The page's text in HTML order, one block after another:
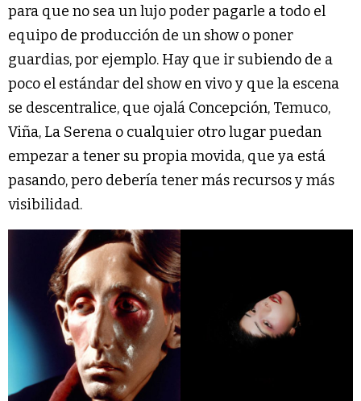
para que no sea un lujo poder pagarle a todo el
equipo de producción de un show o poner
guardias, por ejemplo. Hay que ir subiendo de a
poco el estándar del show en vivo y que la escena
se descentralice, que ojalá Concepción, Temuco,
Viña, La Serena o cualquier otro lugar puedan
empezar a tener su propia movida, que ya está
pasando, pero debería tener más recursos y más
visibilidad.